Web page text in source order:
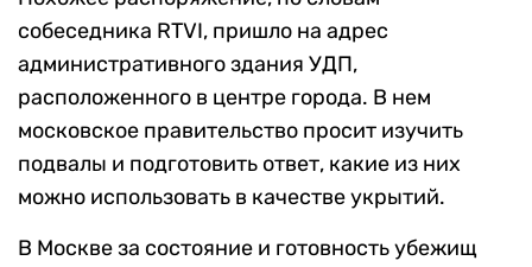
собеседника RTVI, пришло на адрес
административного здания УДП,
расположенного в центре города. В нем
московское правительство просит изучить
подвалы и подготовить ответ, какие из них
можно использовать в качестве укрытий.
В Москве за состояние и готовность убежищ